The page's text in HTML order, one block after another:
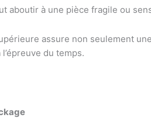
aboutir à une pièce fragile ou
assure non seulement
du temps.